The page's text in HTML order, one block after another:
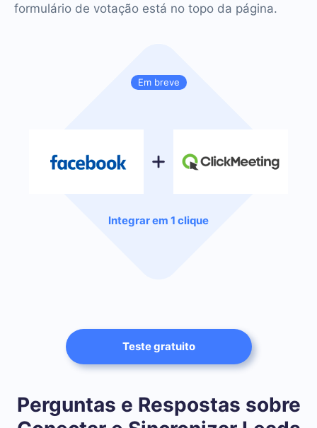
Em breve
Integrar em 1 clique
formulário de votação está no topo da página.
Teste gratuito
Perguntas e Respostas sobre